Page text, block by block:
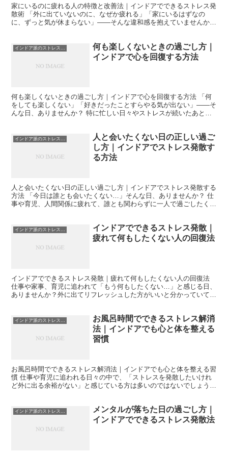
家にいるのに疲れる人の特徴と改善法｜インドアでできるストレス発
散術 「外に出ていないのに、なぜか疲れる」「家にいるはずなの
に、ずっと気が休まらない」——そんな違和感を抱えていませんか。
インドア派のストレス発散
何も楽しくないときの過ごし方｜
インドアで心を回復する方法
何も楽しくないときの過ごし方｜インドアで心を回復する方法 「何
をしても楽しくない」「好きだったことすらやる気が出ない」——そ
んな日、ありませんか？ 特に忙しい日々やストレスが続いたあと、
インドア派のストレス発散
人と会いたくない日の正しい過ご
し方｜インドアでストレス発散す
る方法
人と会いたくない日の正しい過ごし方｜インドアでストレス発散する
方法 「今日は誰とも会いたくない…」そんな日、ありませんか？ 仕
事や育児、人間関係に疲れて、誰とも関わらずに一人で過ごしたくな
インドア派のストレス発散
インドアでできるストレス発散｜
疲れて何もしたくない人の回復法
インドアでできるストレス発散｜疲れて何もしたくない人の回復法
仕事や家事、育児に追われて「もう何もしたくない…」と感じる日、
ありませんか？外に出てリフレッシュした方がいいと分かっていて
インドア派のストレス発散
お風呂時間でできるストレス解消
法｜インドアでも心と体を整える
習慣
お風呂時間でできるストレス解消法｜インドアでも心と体を整える習
慣 仕事や育児に追われる日々の中で、「ストレスを発散したいけれ
ど外に出る余裕がない」と感じている方は多いのではないでしょう
インドア派のストレス発散
メンタルが落ちた日の過ごし方｜
インドアでできるストレス発散法